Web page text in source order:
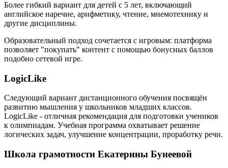
Более гибкий вариант для детей с 5 лет, включающий
английское наречие, арифметику, чтение, мнемотехнику и
другие дисциплины.
Образовательный подход сочетается с игровым: платформа
позволяет "покупать" контент с помощью бонусных баллов
подобно сетевой игре.
LogicLike
Следующий вариант дистанционного обучения посвящён
развитию мышления у школьников младших классов.
LogicLike - отличная рекомендация для подготовки учеников
к олимпиадам. Учебная программа охватывает решение
логических задач, улучшение концентрации, проработку речи.
Школа грамотности Екатерины Бунеевой